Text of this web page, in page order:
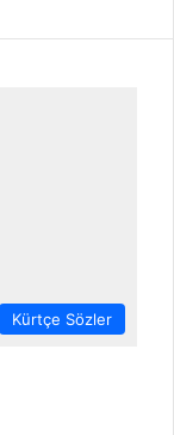
Kürtçe Sözler